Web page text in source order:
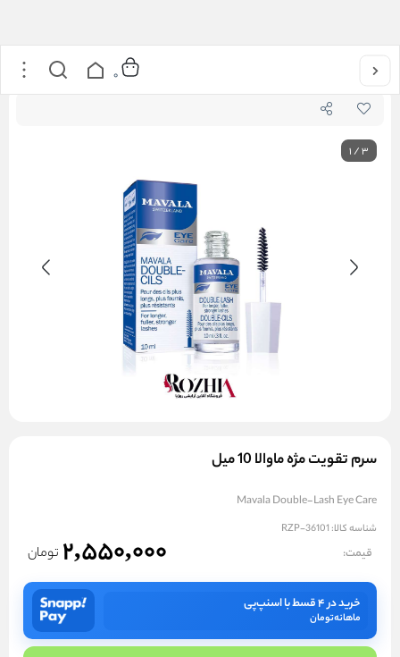
خانه 0
1/3
سرم تقویت مژه ماوالا 10 میل
Mavala Double-Lash Eye Care
شناسه کالا: RZP-36101
قیمت: 2,550,000 تومان
خرید در ۴ قسط با اسنپ‌پی
ماهانهتومان